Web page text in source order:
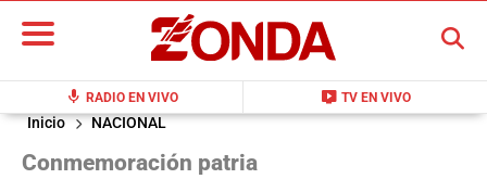
mic RADIO EN VIVO live_tv TV EN VIVO
BUSCAR
Inicio NACIONAL
Conmemoración patria